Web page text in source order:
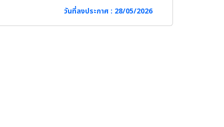
วันที่ลงประกาศ : 28/05/2026